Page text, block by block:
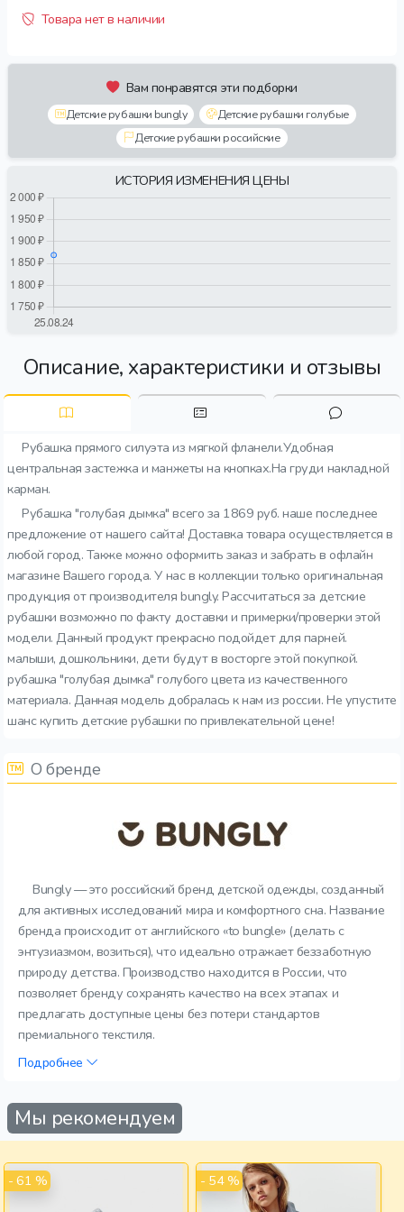
Товара нет в наличии
Вам понравятся эти подборки
Детские рубашки bungly
Детские рубашки голубые
Детские рубашки российские
ИСТОРИЯ ИЗМЕНЕНИЯ ЦЕНЫ
Описание, характеристики и отзывы
Рубашка прямого силуэта из мягкой фланели.Удобная
центральная застежка и манжеты на кнопках.На груди накладной
карман.
Рубашка "голубая дымка" всего за 1869 руб. наше последнее
предложение от нашего сайта! Доставка товара осуществляется в
любой город. Также можно оформить заказ и забрать в офлайн
магазине Вашего города. У нас в коллекции только оригинальная
продукция от производителя bungly. Рассчитаться за детские
рубашки возможно по факту доставки и примерки/проверки этой
модели. Данный продукт прекрасно подойдет для парней.
малыши, дошкольники, дети будут в восторге этой покупкой.
рубашка "голубая дымка" голубого цвета из качественного
материала. Данная модель добралась к нам из россии. Не упустите
шанс купить детские рубашки по привлекательной цене!
О бренде
Bungly — это российский бренд детской одежды, созданный
для активных исследований мира и комфортного сна. Название
бренда происходит от английского «to bungle» (делать с
энтузиазмом, возиться), что идеально отражает беззаботную
природу детства. Производство находится в России, что
позволяет бренду сохранять качество на всех этапах и
предлагать доступные цены без потери стандартов
премиального текстиля.
Подробнее
Мы рекомендуем
- 61 % - 54 %